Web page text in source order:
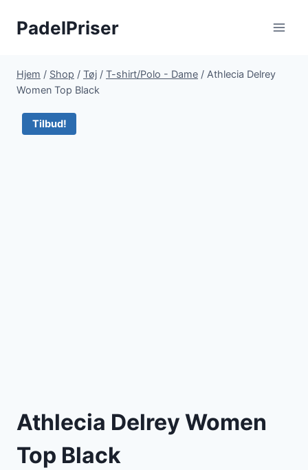
PadelPriser
Hjem / Shop / Tøj / T-shirt/Polo - Dame / Athlecia Delrey
Women Top Black
Tilbud!
Athlecia Delrey Women
Top Black